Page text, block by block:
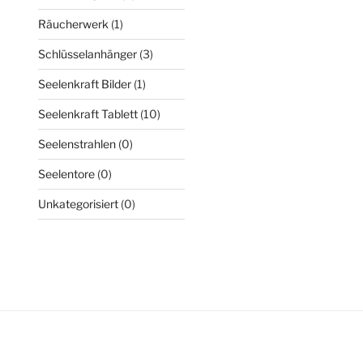
Räucherwerk (1)
Schlüsselanhänger (3)
Seelenkraft Bilder (1)
Seelenkraft Tablett (10)
Seelenstrahlen (0)
Seelentore (0)
Unkategorisiert (0)